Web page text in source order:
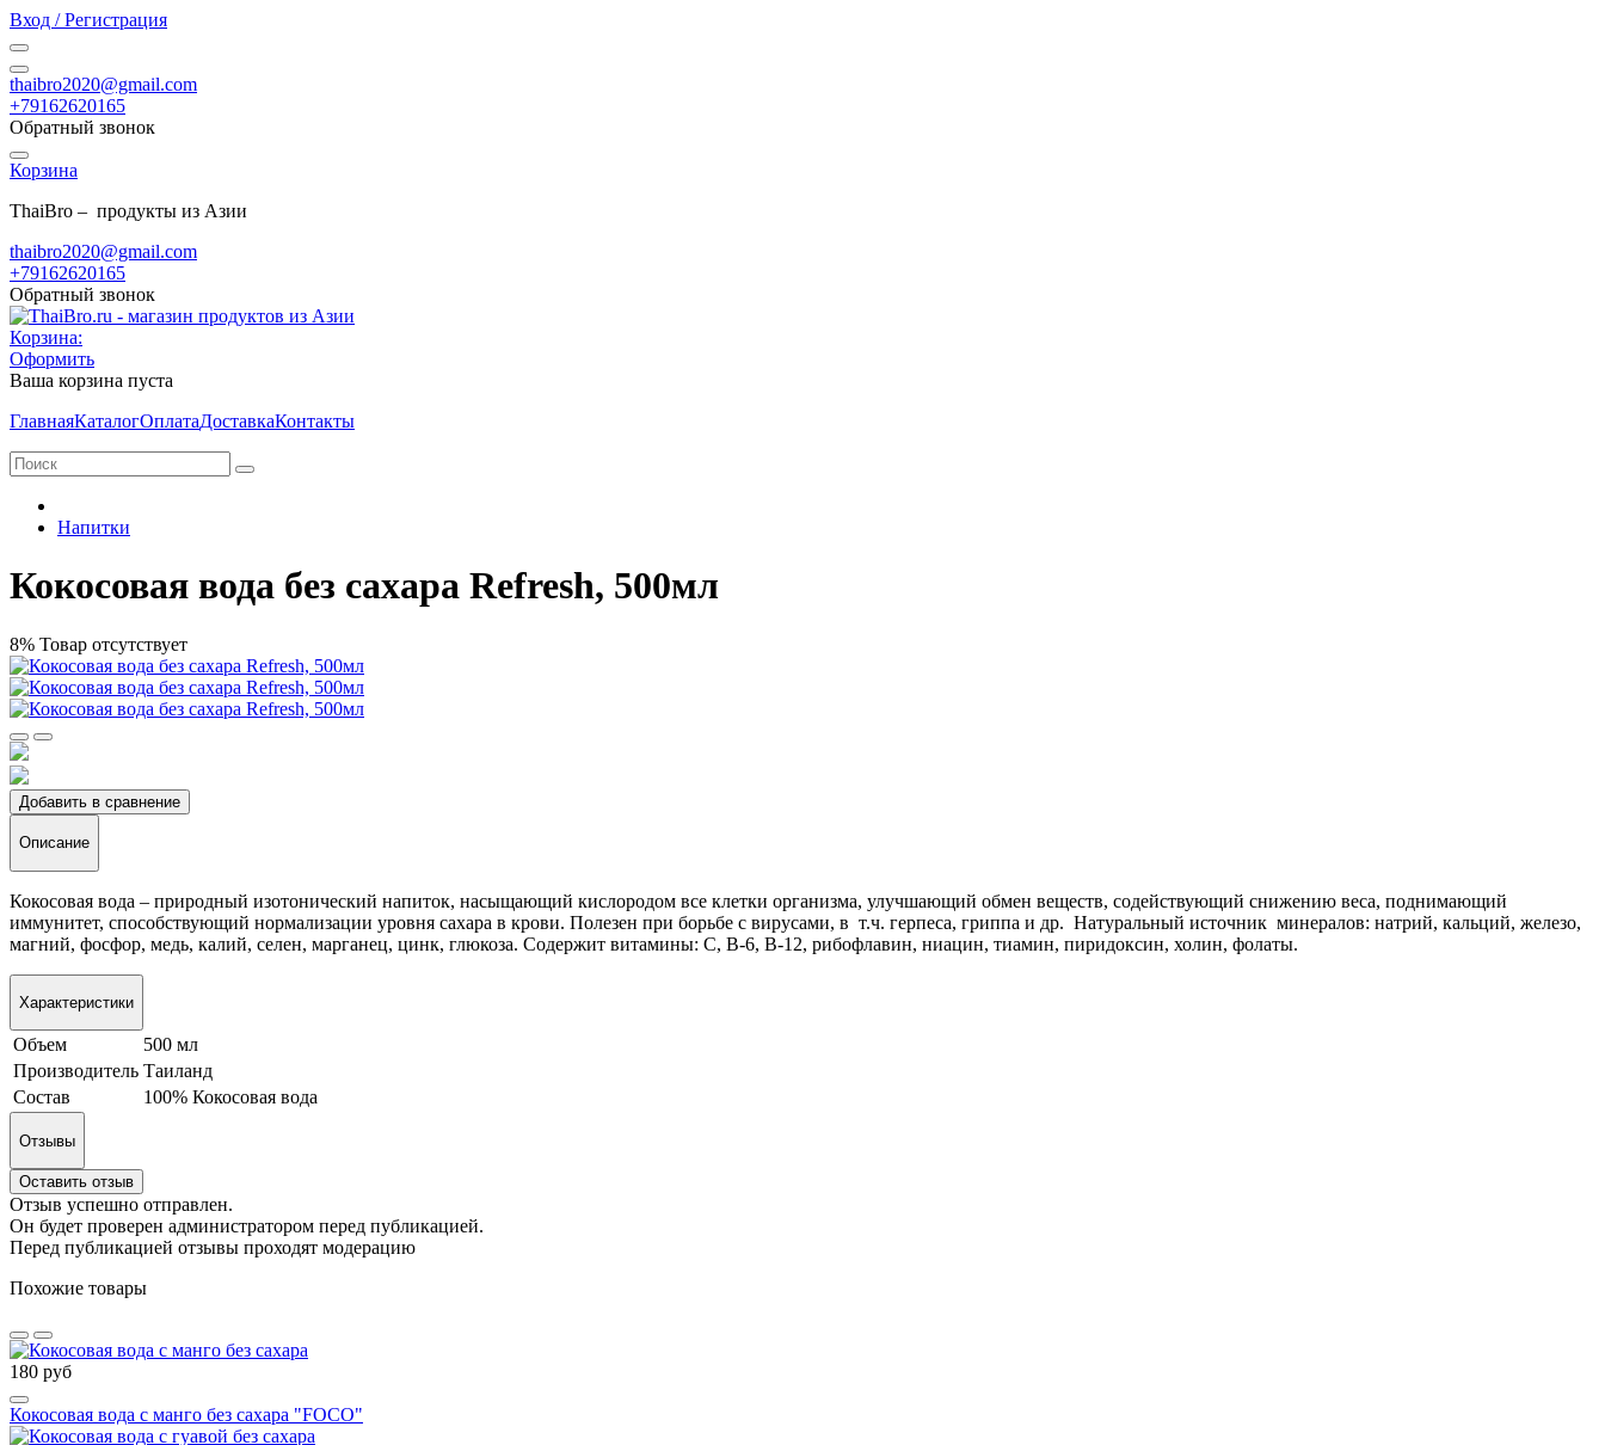
Вход / Регистрация
thaibro2020@gmail.com
+79162620165
Обратный звонок
Корзина
ThaiBro – продукты из Азии
thaibro2020@gmail.com
+79162620165
Обратный звонок
Корзина:
Оформить
Ваша корзина пуста
ГлавнаяКаталогОплатаДоставкаКонтакты
Напитки
Кокосовая вода без сахара Refresh, 500мл
8% Товар отсутствует
Добавить в сравнение
Описание
Кокосовая вода – природный изотонический напиток, насыщающий кислородом все клетки организма, улучшающий обмен веществ, содействующий снижению веса, поднимающий
иммунитет, способствующий нормализации уровня сахара в крови. Полезен при борьбе с вирусами, в т.ч. герпеса, гриппа и др. Натуральный источник минералов: натрий, кальций, железо,
магний, фосфор, медь, калий, селен, марганец, цинк, глюкоза. Содержит витамины: С, В-6, В-12, рибофлавин, ниацин, тиамин, пиридоксин, холин, фолаты.
Характеристики
Объем
500 мл
Производитель Таиланд
Состав
100% Кокосовая вода
Отзывы
Оставить отзыв
Отзыв успешно отправлен.
Он будет проверен администратором перед публикацией.
Перед публикацией отзывы проходят модерацию
Похожие товары
180 руб
Кокосовая вода с манго без сахара "FOCO"